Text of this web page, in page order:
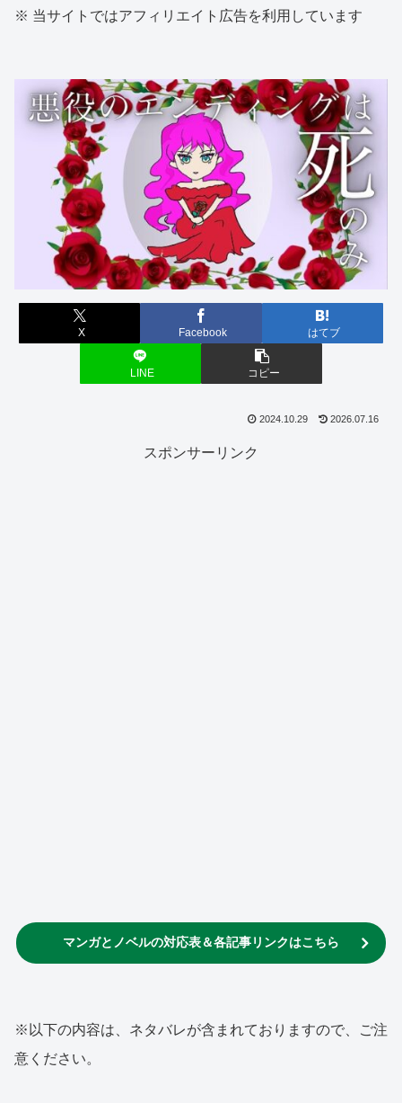
※ 当サイトではアフィリエイト広告を利用しています
X Facebook はてブ
LINE コピー
2024.10.29 2026.07.16
スポンサーリンク
マンガとノベルの対応表＆各記事リンクはこちら
※以下の内容は、ネタバレが含まれておりますので、ご注
意ください。